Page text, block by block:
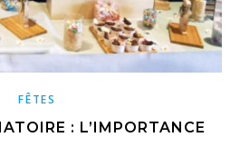
FÊTES
: L’IMPORTANCE